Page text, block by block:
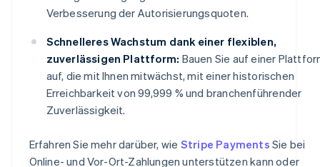
Verbesserung der Autorisierungsquoten.
Schnelleres Wachstum dank einer flexiblen,
zuverlässigen Plattform: Bauen Sie auf einer
auf, die mit Ihnen mitwächst, mit einer historischen
Erreichbarkeit von 99,999 % und branchenführender
Zuverlässigkeit.
Erfahren Sie mehr darüber, wie Stripe Payments Sie bei
Online- und Vor-Ort-Zahlungen unterstützen kann oder